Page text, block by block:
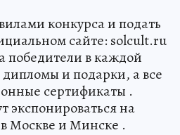
конкурса и подать
сайте: solcult.ru
победители в каждой
и подарки, а все
сертификаты .
экспонироваться на
Москве и Минске .